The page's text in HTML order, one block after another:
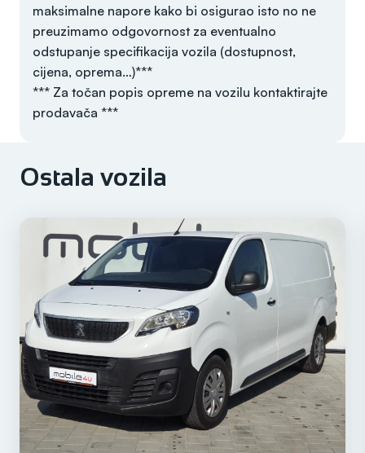
maksimalne napore kako bi osigurao isto no ne
preuzimamo odgovornost za eventualno
odstupanje specifikacija vozila (dostupnost,
cijena, oprema…)***
*** Za točan popis opreme na vozilu kontaktirajte
prodavača ***
Godina
Registriran do
Prijeđeni kilometri
74.001 km
Ostala vozila